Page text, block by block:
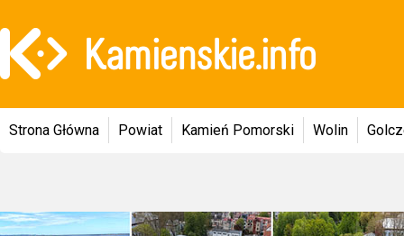
Strona Główna Powiat Kamień Pomorski Wolin